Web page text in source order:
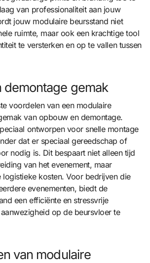
van professionaliteit aan jouw
jouw modulaire beursstand niet
ruimte, maar ook een krachtige tool
te versterken en op te vallen tussen
demontage gemak
voordelen van een modulaire
van opbouw en demontage.
ontworpen voor snelle montage
dat er speciaal gereedschap of
nodig is. Dit bespaart niet alleen tijd
van het evenement, maar
kosten. Voor bedrijven die
evenementen, biedt de
een efficiënte en stressvrije
op de beursvloer te
van modulaire